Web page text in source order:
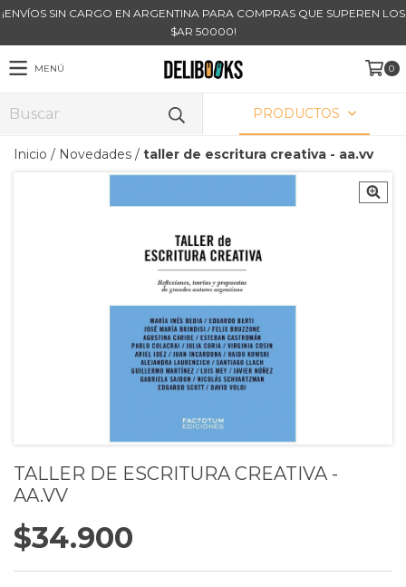
¡ENVÍOS SIN CARGO EN ARGENTINA PARA COMPRAS QUE SUPEREN LOS
$AR 50000!
MENÚ 0
PRODUCTOS
Inicio / Novedades / taller de escritura creativa - aa.vv
TALLER DE ESCRITURA CREATIVA -
AA.VV
$34.900